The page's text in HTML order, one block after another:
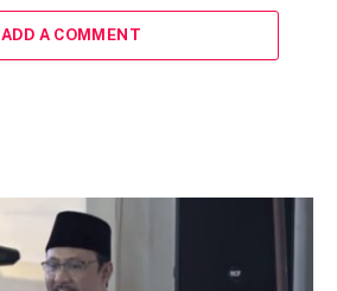
ADD A COMMENT